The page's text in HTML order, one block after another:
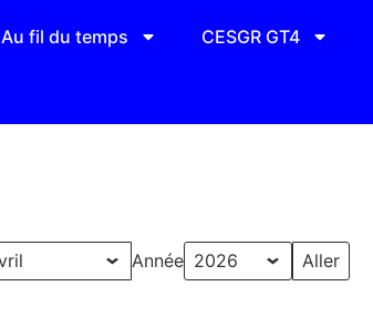
Au fil du temps CESGR GT4
Année